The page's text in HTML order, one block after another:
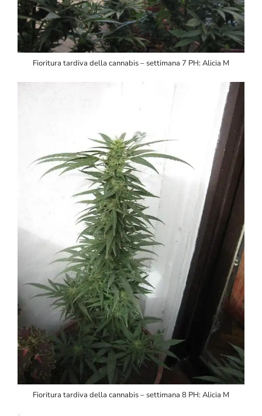
Fioritura tardiva della cannabis – settimana 7 PH: Alicia M
Fioritura tardiva della cannabis – settimana 8 PH: Alicia M